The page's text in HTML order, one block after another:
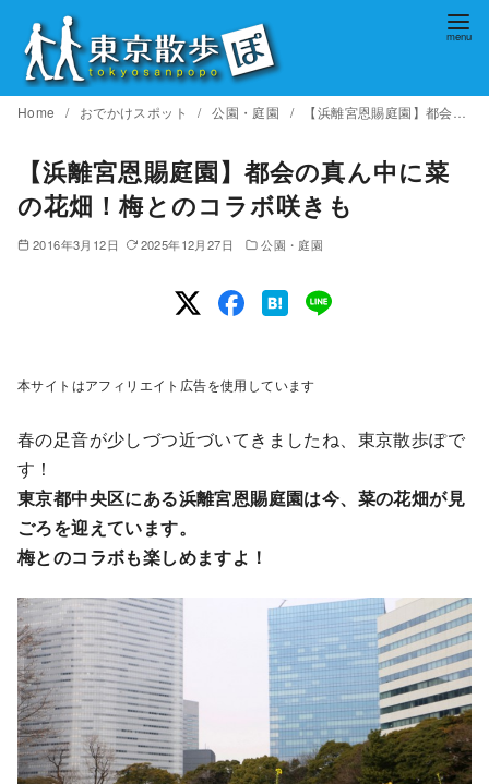
ンHome おでかけスポット 公園・庭園 【浜離宮恩賜庭園】都会の真ん中に菜の花畑！梅とのコラボ咲きも
【浜離宮恩賜庭園】都会の真ん中に菜
の花畑！梅とのコラボ咲きも
2016年3月12日 2025年12月27日 公園・庭園
本サイトはアフィリエイト広告を使用しています
春の足音が少しづつ近づいてきましたね、東京散歩ぽで
す！
東京都中央区にある浜離宮恩賜庭園は今、菜の花畑が見
ごろを迎えています。
梅とのコラボも楽しめますよ！